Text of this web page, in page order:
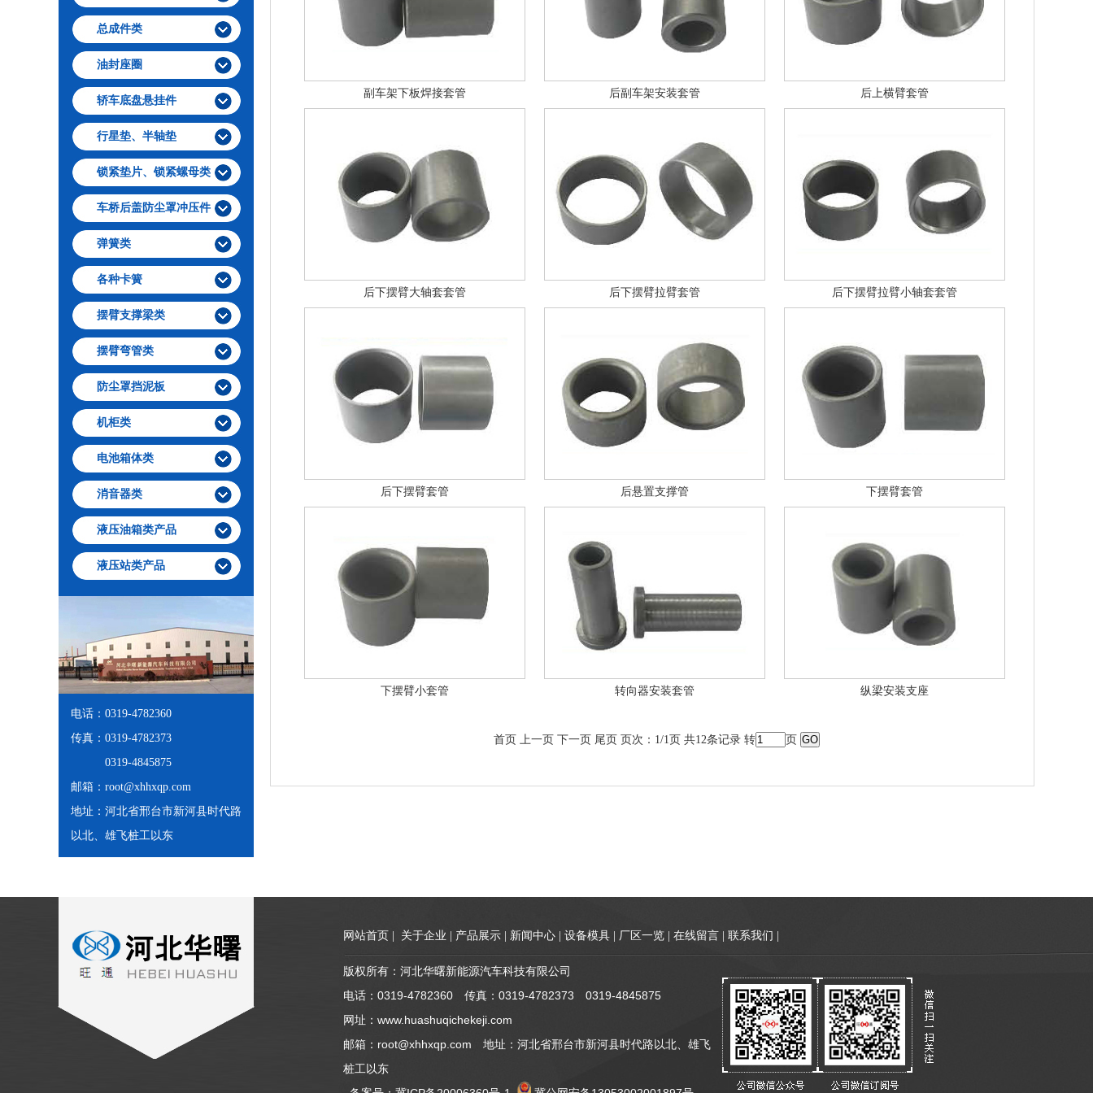
总成件类
油封座圈
轿车底盘悬挂件
行星垫、半轴垫
锁紧垫片、锁紧螺母类
车桥后盖防尘罩冲压件
弹簧类
各种卡簧
摆臂支撑梁类
摆臂弯管类
防尘罩挡泥板
机柜类
电池箱体类
消音器类
液压油箱类产品
液压站类产品
电话：0319-4782360
传真：0319-4782373
0319-4845875
邮箱：root@xhhxqp.com
地址：河北省邢台市新河县时代路
以北、雄飞桩工以东
副车架下板焊接套管 后副车架安装套管 后上横臂套管
后下摆臂大轴套套管 后下摆臂拉臂套管 后下摆臂拉臂小轴套套管
后下摆臂套管 后悬置支撑管 下摆臂套管
下摆臂小套管 转向器安装套管 纵梁安装支座
首页 上一页 下一页 尾页 页次：1/1页 共12条记录 转 页
网站首页 关于企业 产品展示 新闻中心 设备模具 厂区一览 在线留言 联系我们
版权所有：河北华曙新能源汽车科技有限公司
电话：0319-4782360 传真：0319-4782373 0319-4845875
网址：www.huashuqichekeji.com
邮箱：root@xhhxqp.com 地址：河北省邢台市新河县时代路以北、雄飞
桩工以东